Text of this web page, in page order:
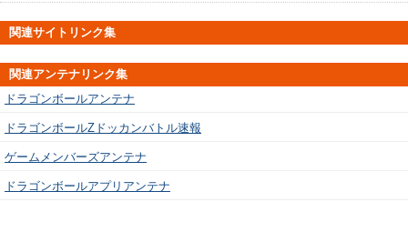
関連サイトリンク集
関連アンテナリンク集
ドラゴンボールアンテナ
ドラゴンボールZドッカンバトル速報
ゲームメンバーズアンテナ
ドラゴンボールアプリアンテナ